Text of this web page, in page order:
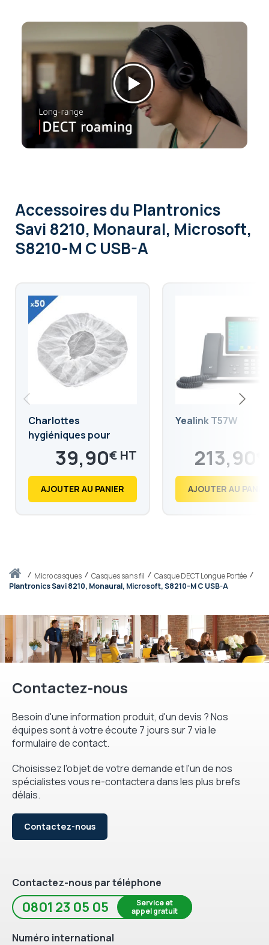
Accueilmicro casques Casques sans fil
Casque DECT Longue Portée
Plantronics Savi 8210, Monaural, Microsoft, S8210-M C USB-A
Accessoiresdu Plantronics
Savi 8210, Monaural, Microsoft,
S8210-M C USB-A
Charlottes
hygiéniques pour
casque audio 3-5cm
39,90€
47,88
AJOUTER AU PANIER
Yealink T57W
213,90
256,68
AJOUTER AU
Contactez-nous
Besoin d'une information produit, d'un devis ? Nos
équipes sont à votre écoute 7 jours sur 7 via le
formulaire de contact.
Choisissez l'objet de votre demande et l'un de nos
spécialistes vous re-contactera dans les plus brefs
délais.
Contactez-nous
Contactez-nous par téléphone
0801 23 05 05
Service et
appel gratuit
Numéro international